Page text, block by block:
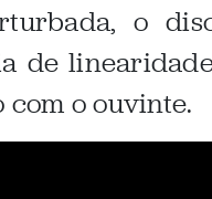
o
de
o ouvinte.